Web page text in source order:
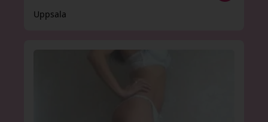
Uppsala